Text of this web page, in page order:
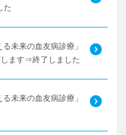
た
未来の血友病診療」
ます⇒終了しました
未来の血友病診療」